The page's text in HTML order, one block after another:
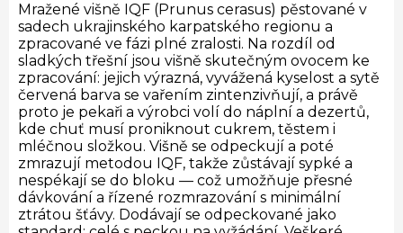
Mražené višně IQF (Prunus cerasus) pěstované v
sadech ukrajinského karpatského regionu a
zpracované ve fázi plné zralosti. Na rozdíl od
sladkých třešní jsou višně skutečným ovocem ke
zpracování: jejich výrazná, vyvážená kyselost a sytě
červená barva se vařením zintenzivňují, a právě
proto je pekaři a výrobci volí do náplní a dezertů,
kde chuť musí proniknout cukrem, těstem i
mléčnou složkou. Višně se odpeckují a poté
zmrazují metodou IQF, takže zůstávají sypké a
nespékají se do bloku — což umožňuje přesné
dávkování a řízené rozmrazování s minimální
ztrátou šťávy. Dodávají se odpeckované jako